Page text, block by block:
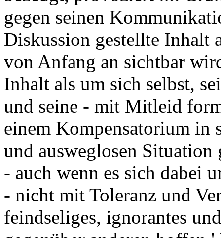
gegen seinen
Diskussion gestellte Inhalt
von Anfang an sichtbar
Inhalt als um sich selbst,
und seine - mit Mitleid
einem Kompensatorium in
und ausweglosen Situation
- auch wenn es sich dabei
- nicht mit Toleranz und
feindseliges, ignorantes